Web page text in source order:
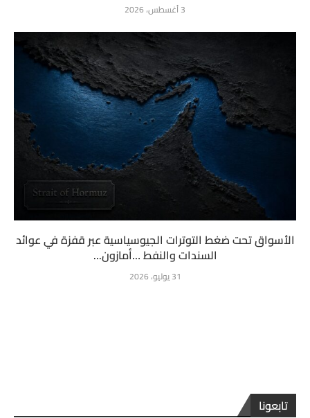
3 أغسطس، 2026
الأسواق تحت ضغط التوترات الجيوسياسية عبر قفزة في عوائد
السندات والنفط …أمازون...
31 يوليو، 2026
تابعونا